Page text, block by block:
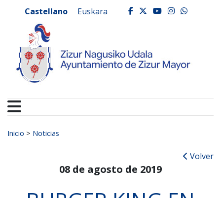
Ayuntamiento de
Castellano Euskara facebook
twitter
youtube
Buscar:
Inicio > Noticias
Volver
08 de agosto de 2019